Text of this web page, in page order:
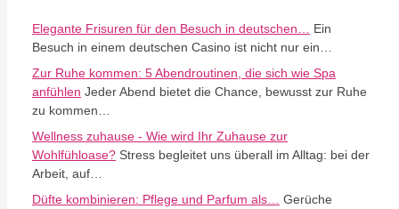
Elegante Frisuren für den Besuch in deutschen…
Ein
Besuch in einem deutschen Casino ist nicht nur ein…
Zur Ruhe kommen: 5 Abendroutinen, die sich wie Spa
anfühlen Jeder Abend bietet die Chance, bewusst zur Ruhe
zu kommen…
Wellness zuhause - Wie wird Ihr Zuhause zur
Wohlfühloase? Stress begleitet uns überall im Alltag: bei der
Arbeit, auf…
Düfte kombinieren: Pflege und Parfum als…
Gerüche